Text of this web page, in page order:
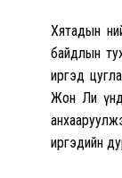
Хятадын
байдлын
иргэд
Жон Ли
иргэдийн